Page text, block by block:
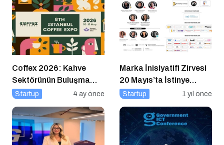
Serisinde!
Coffex 2026: Kahve
Sektörünün Buluşma
Noktası
Startup 4 ay önce
Marka İnisiyatifi Zirvesi
20 Mayıs’ta İstinye
Üniversitesi’nde!
Startup 1 yıl önce